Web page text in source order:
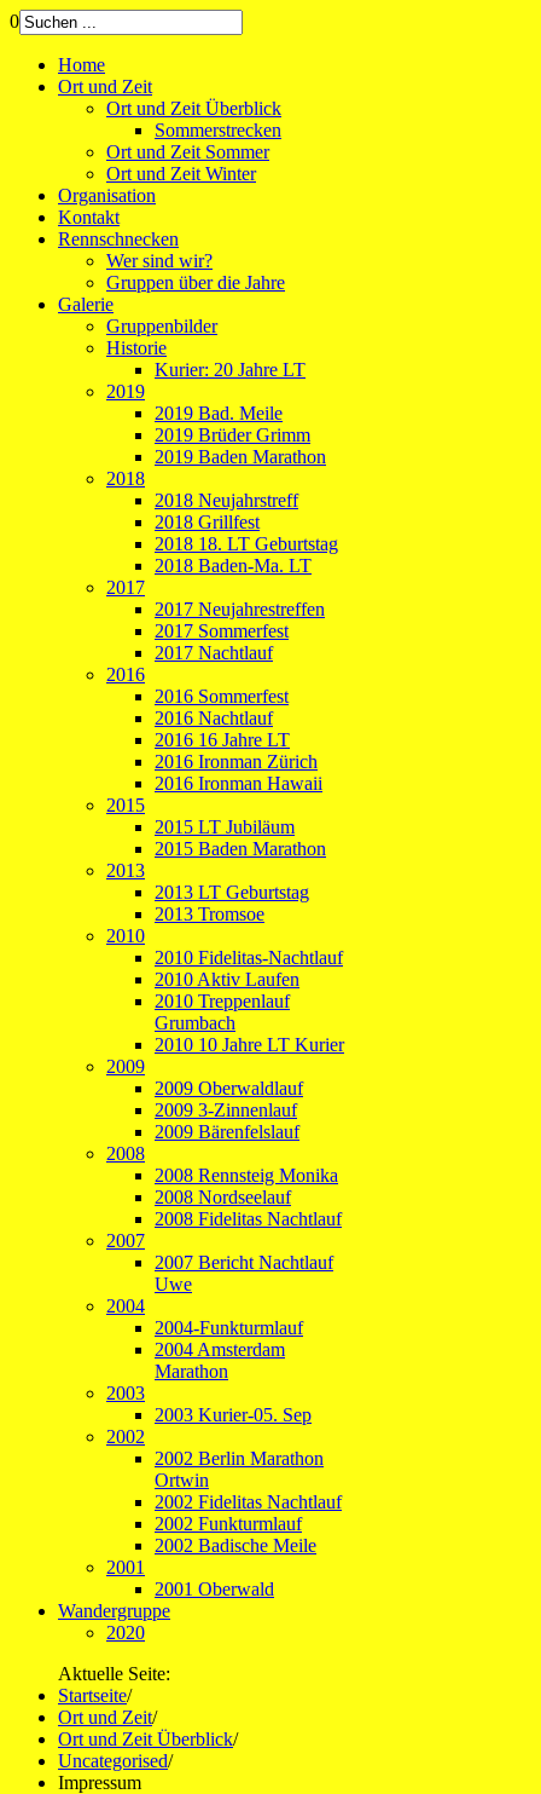
0
Home
Ort und Zeit
Ort und Zeit Überblick
Sommerstrecken
Ort und Zeit Sommer
Ort und Zeit Winter
Organisation
Kontakt
Rennschnecken
Wer sind wir?
Gruppen über die Jahre
Galerie
Gruppenbilder
Historie
Kurier: 20 Jahre LT
2019
2019 Bad. Meile
2019 Brüder Grimm
2019 Baden Marathon
2018
2018 Neujahrstreff
2018 Grillfest
2018 18. LT Geburtstag
2018 Baden-Ma. LT
2017
2017 Neujahrestreffen
2017 Sommerfest
2017 Nachtlauf
2016
2016 Sommerfest
2016 Nachtlauf
2016 16 Jahre LT
2016 Ironman Zürich
2016 Ironman Hawaii
2015
2015 LT Jubiläum
2015 Baden Marathon
2013
2013 LT Geburtstag
2013 Tromsoe
2010
2010 Fidelitas-Nachtlauf
2010 Aktiv Laufen
2010 Treppenlauf
Grumbach
2010 10 Jahre LT Kurier
2009
2009 Oberwaldlauf
2009 3-Zinnenlauf
2009 Bärenfelslauf
2008
2008 Rennsteig Monika
2008 Nordseelauf
2008 Fidelitas Nachtlauf
2007
2007 Bericht Nachtlauf
Uwe
2004
2004-Funkturmlauf
2004 Amsterdam
Marathon
2003
2003 Kurier-05. Sep
2002
2002 Berlin Marathon
Ortwin
2002 Fidelitas Nachtlauf
2002 Funkturmlauf
2002 Badische Meile
2001
2001 Oberwald
Wandergruppe
2020
Aktuelle Seite:
Startseite/
Ort und Zeit/
Ort und Zeit Überblick/
Uncategorised/
Impressum